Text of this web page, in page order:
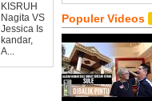
KISRUH
Nagita VS
Jessica Is
kandar,
A...
Populer Videos